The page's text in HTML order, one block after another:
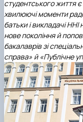
студентського життя
хвилюючі моменти
батьки і викладачі ННІ
нове покоління й
бакалаврів зі
справа» й «Публічне